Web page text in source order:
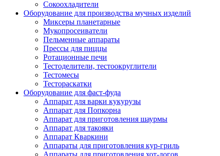
Сокоохладители
Оборудование для производства мучных изделий
Миксеры планетарные
Мукопросеиватели
Пельменные аппараты
Прессы для пиццы
Ротационные печи
Тестоделители, тестоокруглители
Тестомесы
Тестораскатки
Оборудование для фаст-фуда
Аппарат для варки кукурузы
Аппарат для Попкорна
Аппарат для приготовления шаурмы
Аппарат для такояки
Аппарат Кваркини
Аппараты для приготовления кур-гриль
Аппараты для приготовления хот-догов